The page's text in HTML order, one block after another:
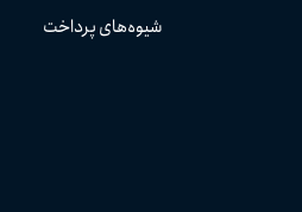
شیوه‌های پرداخت